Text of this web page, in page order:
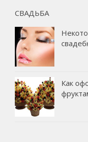
СВАДЬБА
Как